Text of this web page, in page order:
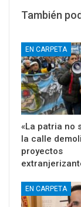
También
EN CARPETA
«La patria no
la calle
proyectos
EN CARPETA